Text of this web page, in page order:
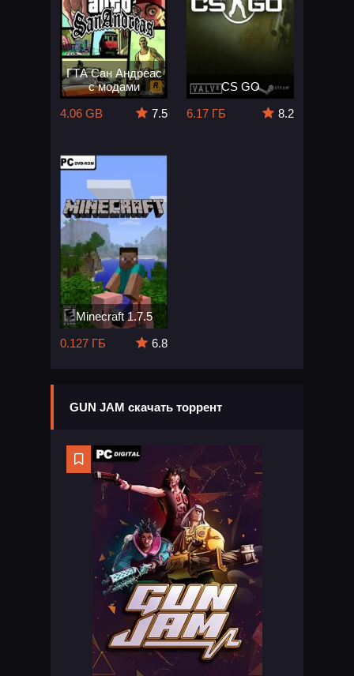
ГТА Сан Андреас
с модами
4.06 GB
7.5
CS GO
6.17 ГБ
8.2
Minecraft 1.7.5
0.127 ГБ
6.8
GUN JAM скачать торрент